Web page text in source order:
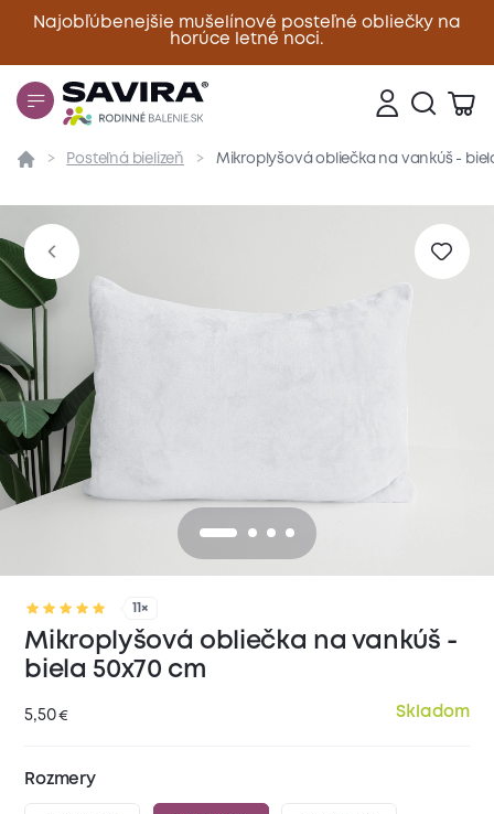
Najobľúbenejšie mušelínové posteľné obliečky na
horúce letné noci.
Zavrieť
Prehľad Parametre Popis produktu
Posteľná bielizeň Mikroplyšová obliečka na vankúš -
11×
Mikroplyšová obliečka na vankúš -
biela 50x70 cm
5,50€ Skladom
Rozmery